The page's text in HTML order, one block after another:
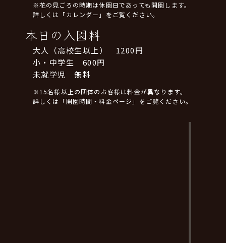
※花の見ごろの時期は休園日であっても開園します。
詳しくは「カレンダー」をご覧ください。
本日の入園料
大人（高校生以上） 1200円
小・中学生 600円
未就学児 無料
※15名様以上の団体のお客様は料金が異なります。
詳しくは「開園時間・料金ページ」をご覧ください。